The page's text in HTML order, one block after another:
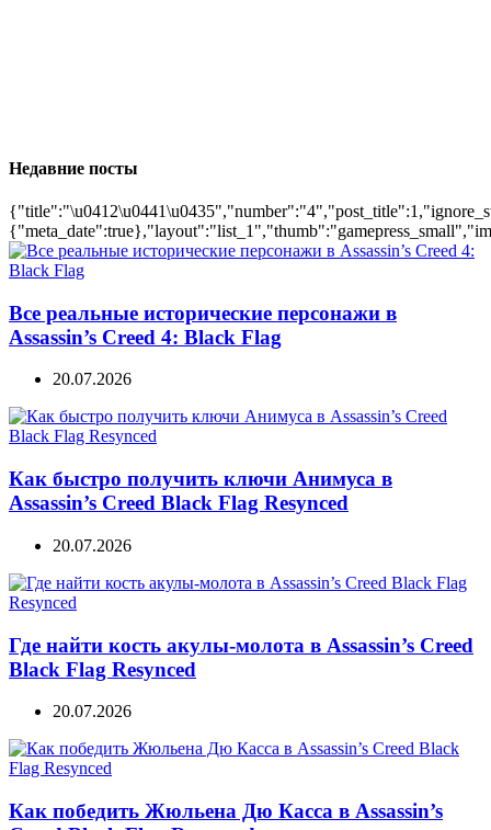
Недавние посты
Все реальные исторические персонажи в
Assassin’s Creed 4: Black Flag
20.07.2026
Как быстро получить ключи Анимуса в
Assassin’s Creed Black Flag Resynced
20.07.2026
Где найти кость акулы-молота в Assassin’s Creed
Black Flag Resynced
20.07.2026
Как победить Жюльена Дю Касса в Assassin’s